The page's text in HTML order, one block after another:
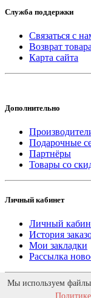
Служба поддержки
Связаться с
Возврат товара
Карта сайта
Дополнительно
Подарочные
Партнёры
Товары со
Личный кабинет
Личный
История
Мои закладки
Рассылка
Работает наocStore
Интернет магазин
Мы используем файлы